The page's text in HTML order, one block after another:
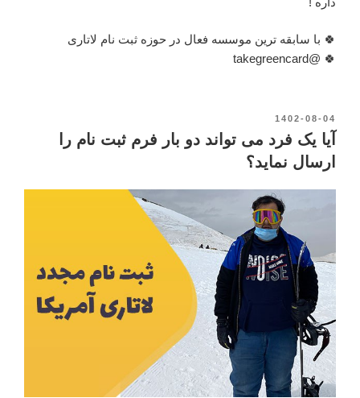
🍀 با سابقه ترین موسسه فعال در حوزه ثبت نام لاتاری
🍀 @takegreencard
نوشته‌شده
در
1402-08-04
آیا یک فرد می تواند دو بار فرم ثبت نام را
ارسال نماید؟